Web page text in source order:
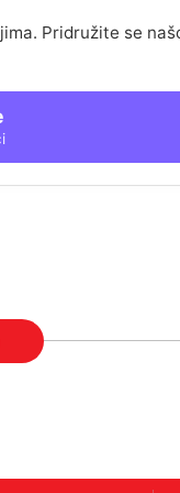
Pridružite se